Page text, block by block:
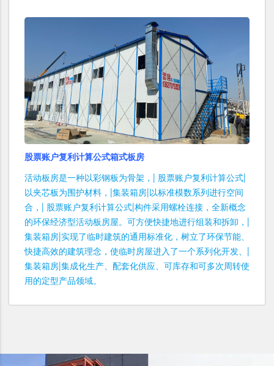
股票账户复利计算公式箱式板房
活动板房是一种以彩钢板为骨架，| 股票账户复利计算公式|
以夹芯板为围护材料，|集装箱房|以标准模数系列进行空间
合，| 股票账户复利计算公式|构件采用螺栓连接，全新概念
的环保经济型活动板房屋。可方便快捷地进行组装和拆卸，|
集装箱房|实现了临时建筑的通用标准化，树立了环保节能、
快捷高效的建筑理念，使临时房屋进入了一个系列化开发、|
集装箱房|集成化生产、配套化供应、可库存和可多次周转使
用的定型产品领域。